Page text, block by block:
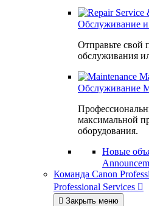
Service
Обслуживание
Отправьте свой
обслуживания
Обслуживание
максимальной
оборудования.
Новые
Команда Canon
Professional Services 
 Закрыть меню